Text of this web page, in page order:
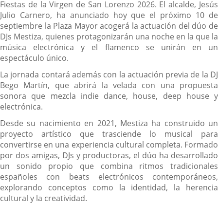
Fiestas de la Virgen de San Lorenzo 2026. El alcalde, Jesús
Julio Carnero, ha anunciado hoy que el próximo 10 de
septiembre la Plaza Mayor acogerá la actuación del dúo de
DJs Mestiza, quienes protagonizarán una noche en la que la
música electrónica y el flamenco se unirán en un
espectáculo único.
La jornada contará además con la actuación previa de la DJ
Bego Martín, que abrirá la velada con una propuesta
sonora que mezcla indie dance, house, deep house y
electrónica.
Desde su nacimiento en 2021, Mestiza ha construido un
proyecto artístico que trasciende lo musical para
convertirse en una experiencia cultural completa. Formado
por dos amigas, DJs y productoras, el dúo ha desarrollado
un sonido propio que combina ritmos tradicionales
españoles con beats electrónicos contemporáneos,
explorando conceptos como la identidad, la herencia
cultural y la creatividad.